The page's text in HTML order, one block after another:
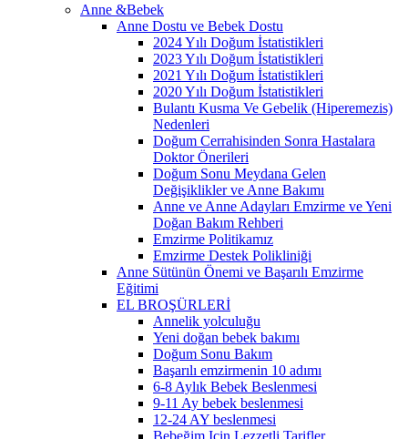
Anne &Bebek
Anne Dostu ve Bebek Dostu
2024 Yılı Doğum İstatistikleri
2023 Yılı Doğum İstatistikleri
2021 Yılı Doğum İstatistikleri
2020 Yılı Doğum İstatistikleri
Bulantı Kusma Ve Gebelik (Hiperemezis)
Nedenleri
Doğum Cerrahisinden Sonra Hastalara
Doktor Önerileri
Doğum Sonu Meydana Gelen
Değişiklikler ve Anne Bakımı
Anne ve Anne Adayları Emzirme ve Yeni
Doğan Bakım Rehberi
Emzirme Politikamız
Emzirme Destek Polikliniği
Anne Sütünün Önemi ve Başarılı Emzirme
Eğitimi
EL BROŞÜRLERİ
Annelik yolculuğu
Yeni doğan bebek bakımı
Doğum Sonu Bakım
Başarılı emzirmenin 10 adımı
6-8 Aylık Bebek Beslenmesi
9-11 Ay bebek beslenmesi
12-24 AY beslenmesi
Bebeğim Icin Lezzetli Tarifler